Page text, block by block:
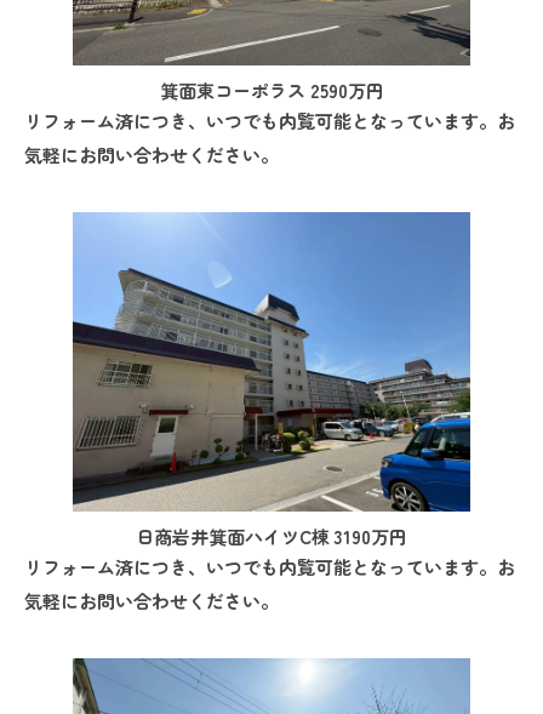
箕面東コーポラス 2590万円
リフォーム済につき、いつでも内覧可能となっています。お
気軽にお問い合わせください。
日商岩井箕面ハイツC棟 3190万円
リフォーム済につき、いつでも内覧可能となっています。お
気軽にお問い合わせください。